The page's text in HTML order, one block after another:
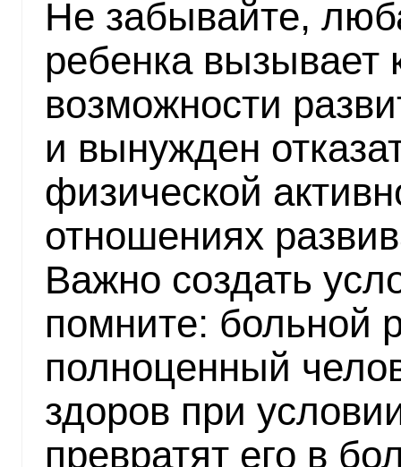
Не забывайте,
ребенка вызывает
возможности
и вынужден
физической
отношениях
Важно создать
помните: больной
полноценный
здоров при
превратят его в